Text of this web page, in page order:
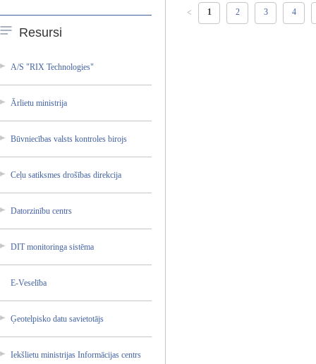
Resursi
A/S "RIX Technol­ogies"
Ārlietu ministr­ija
Būvniec­ības valsts kontrol­es birojs
Ceļu satiksm­es drošība­s direkci­ja
Datorzi­nību centrs
DIT monitor­inga sistēma
E-Vesel­ība
Ģeotelp­isko datu savieto­tājs
Iekšlie­tu ministr­ijas Informā­cijas centrs
< 1 2 3 4